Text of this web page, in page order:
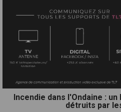
Incendie dans l'Ondaine :
détruits par